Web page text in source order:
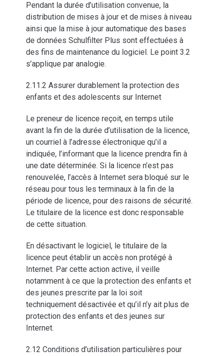
Pendant la durée d’utilisation convenue, la
distribution de mises à jour et de mises à niveau
ainsi que la mise à jour automatique des bases
de données Schulfilter Plus sont effectuées à
des fins de maintenance du logiciel. Le point 3.2
s’applique par analogie.
2.11.2 Assurer durablement la protection des
enfants et des adolescents sur Internet
Le preneur de licence reçoit, en temps utile
avant la fin de la durée d’utilisation de la licence,
un courriel à l’adresse électronique qu’il a
indiquée, l’informant que la licence prendra fin à
une date déterminée. Si la licence n’est pas
renouvelée, l’accès à Internet sera bloqué sur le
réseau pour tous les terminaux à la fin de la
période de licence, pour des raisons de sécurité.
Le titulaire de la licence est donc responsable
de cette situation.
En désactivant le logiciel, le titulaire de la
licence peut établir un accès non protégé à
Internet. Par cette action active, il veille
notamment à ce que la protection des enfants et
des jeunes prescrite par la loi soit
techniquement désactivée et qu’il n’y ait plus de
protection des enfants et des jeunes sur
Internet.
2.12 Conditions d’utilisation particulières pour